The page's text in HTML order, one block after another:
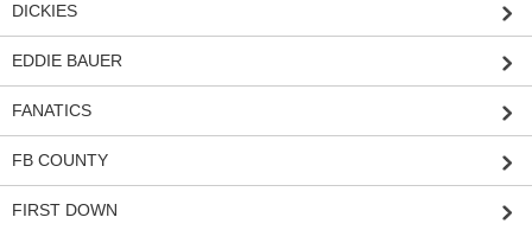
DICKIES
EDDIE BAUER
FANATICS
FB COUNTY
FIRST DOWN